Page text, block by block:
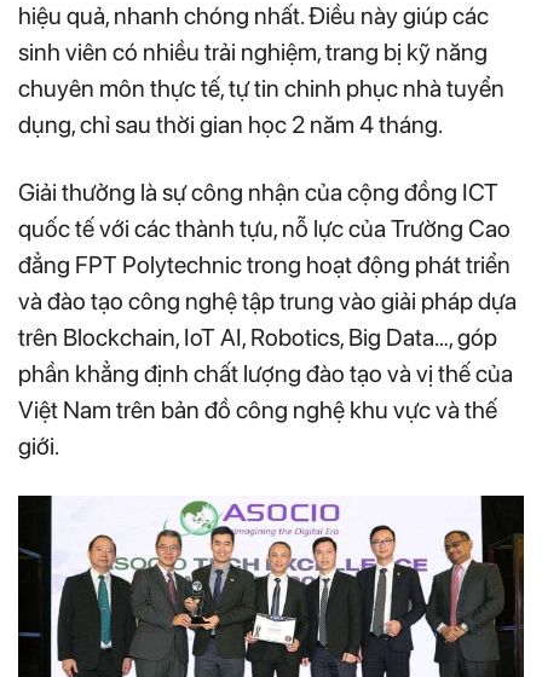
hiệu quả, nhanh chóng nhất. Điều này giúp các
sinh viên có nhiều trải nghiệm, trang bị kỹ năng
chuyên môn thực tế, tự tin chinh phục nhà tuyển
dụng, chỉ sau thời gian học 2 năm 4 tháng.
Giải thưởng là sự công nhận của cộng đồng ICT
quốc tế với các thành tựu, nỗ lực của Trường Cao
đẳng FPT Polytechnic trong hoạt động phát triển
và đào tạo công nghệ tập trung vào giải pháp dựa
trên Blockchain, IoT AI, Robotics, Big Data…, góp
phần khẳng định chất lượng đào tạo và vị thế của
Việt Nam trên bản đồ công nghệ khu vực và thế
giới.